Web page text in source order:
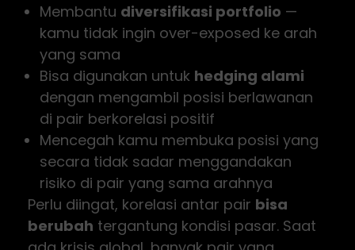
Membantu diversifikasi portfolio —
kamu tidak ingin over-exposed ke arah
yang sama
Bisa digunakan untuk hedging alami
dengan mengambil posisi berlawanan
di pair berkorelasi positif
Mencegah kamu membuka posisi yang
secara tidak sadar menggandakan
risiko di pair yang sama arahnya
Perlu diingat, korelasi antar pair bisa
berubah tergantung kondisi pasar. Saat